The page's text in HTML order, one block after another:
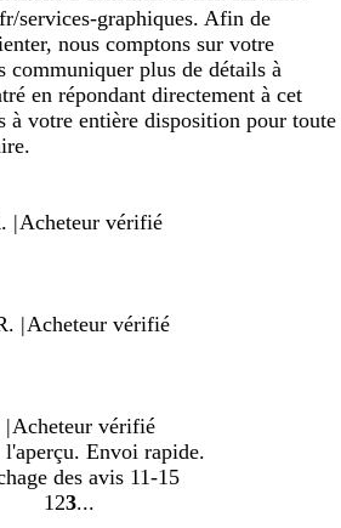
services-graphiques. Afin de
nous comptons sur votre
communiquer plus de détails à
en répondant directement à cet
à votre entière disposition pour toute
|Acheteur vérifié
|Acheteur vérifié
|Acheteur vérifié
Envoi rapide.
des avis 11-15
Accéder
1 Accéder
2 Accéder
3